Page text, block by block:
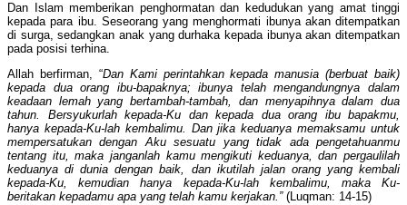
Dan Islam memberikan penghormatan dan kedudukan yang amat tinggi
kepada para ibu. Seseorang yang menghormati ibunya akan ditempatkan
di surga, sedangkan anak yang durhaka kepada ibunya akan ditempatkan
pada posisi terhina.
Allah berfirman, “Dan Kami perintahkan kepada manusia (berbuat baik)
kepada dua orang ibu-bapaknya; ibunya telah mengandungnya dalam
keadaan lemah yang bertambah-tambah, dan menyapihnya dalam dua
tahun. Bersyukurlah kepada-Ku dan kepada dua orang ibu bapakmu,
hanya kepada-Ku-lah kembalimu. Dan jika keduanya memaksamu untuk
mempersatukan dengan Aku sesuatu yang tidak ada pengetahuanmu
tentang itu, maka janganlah kamu mengikuti keduanya, dan pergaulilah
keduanya di dunia dengan baik, dan ikutilah jalan orang yang kembali
kepada-Ku, kemudian hanya kepada-Ku-lah kembalimu, maka Ku-
beritakan kepadamu apa yang telah kamu kerjakan.” (Luqman: 14-15)